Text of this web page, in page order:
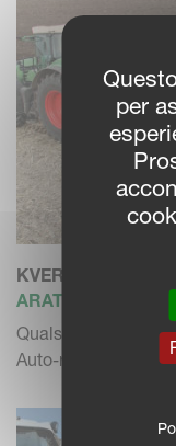
KVERNELAND EG
ARATRO
Qualsiasi terreno.
Auto-reset.
per